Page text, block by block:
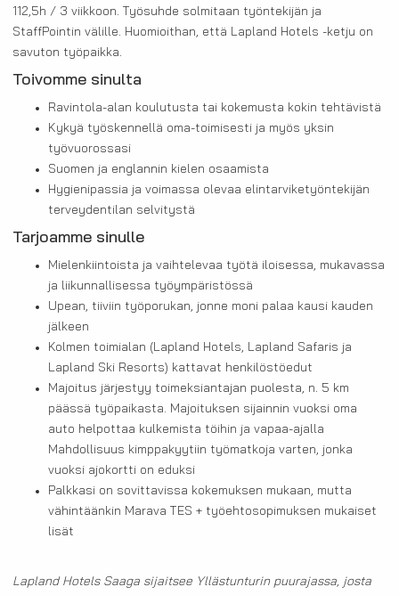
112,5h / 3 viikkoon. Työsuhde solmitaan työntekijän ja
StaffPointin välille. Huomioithan, että Lapland Hotels -ketju on
savuton työpaikka.
Toivomme sinulta
Ravintola-alan koulutusta tai kokemusta kokin tehtävistä
Kykyä työskennellä oma-toimisesti ja myös yksin
työvuorossasi
Suomen ja englannin kielen osaamista
Hygienipassia ja voimassa olevaa elintar­vi­ke­työn­tekijän
tervey­dentilan selvitystä
Tarjoamme sinulle
Mielenkiintoista ja vaihtelevaa työtä iloisessa, mukavassa
ja liikunnallisessa työympäristössä
Upean, tiiviin työporukan, jonne moni palaa kausi kauden
jälkeen
Kolmen toimialan (Lapland Hotels, Lapland Safaris ja
Lapland Ski Resorts) kattavat henkilöstöedut
Majoitus järjestyy toimeksiantajan puolesta, n. 5 km
päässä työpaikasta. Majoituksen sijainnin vuoksi oma
auto helpottaa kulkemista töihin ja vapaa-ajalla
Mahdollisuus kimppakyytiin työmatkoja varten, jonka
vuoksi ajokortti on eduksi
Palkkasi on sovittavissa kokemuksen mukaan, mutta
vähintäänkin Marava TES + työehtosopimuksen mukaiset
lisät
Lapland Hotels Saaga sijaitsee Yllästunturin puurajassa, josta